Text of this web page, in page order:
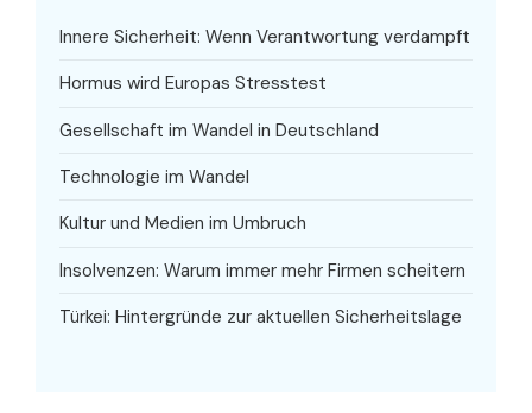
Innere Sicherheit: Wenn Verantwortung verdampft
Hormus wird Europas Stresstest
Gesellschaft im Wandel in Deutschland
Technologie im Wandel
Kultur und Medien im Umbruch
Insolvenzen: Warum immer mehr Firmen scheitern
Türkei: Hintergründe zur aktuellen Sicherheitslage